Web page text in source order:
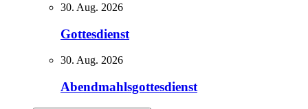
30. Aug. 2026
Gottesdienst
30. Aug. 2026
Abendmahlsgottesdienst